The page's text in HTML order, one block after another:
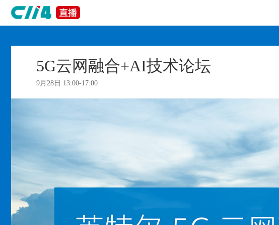
5G云网融合+AI技术论坛
9月28日 13:00-17:00